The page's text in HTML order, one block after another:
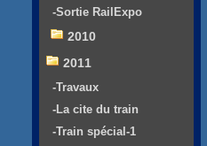
-Sortie RailExpo
2010
2011
-Travaux
-La cite du train
-Train spécial-1